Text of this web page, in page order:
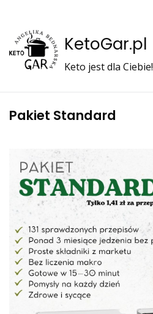
KetoGar.pl
Keto jest dla Ciebie!
Pakiet Standard